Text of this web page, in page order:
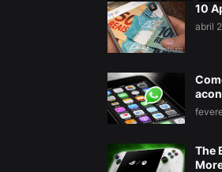
10
abril
The